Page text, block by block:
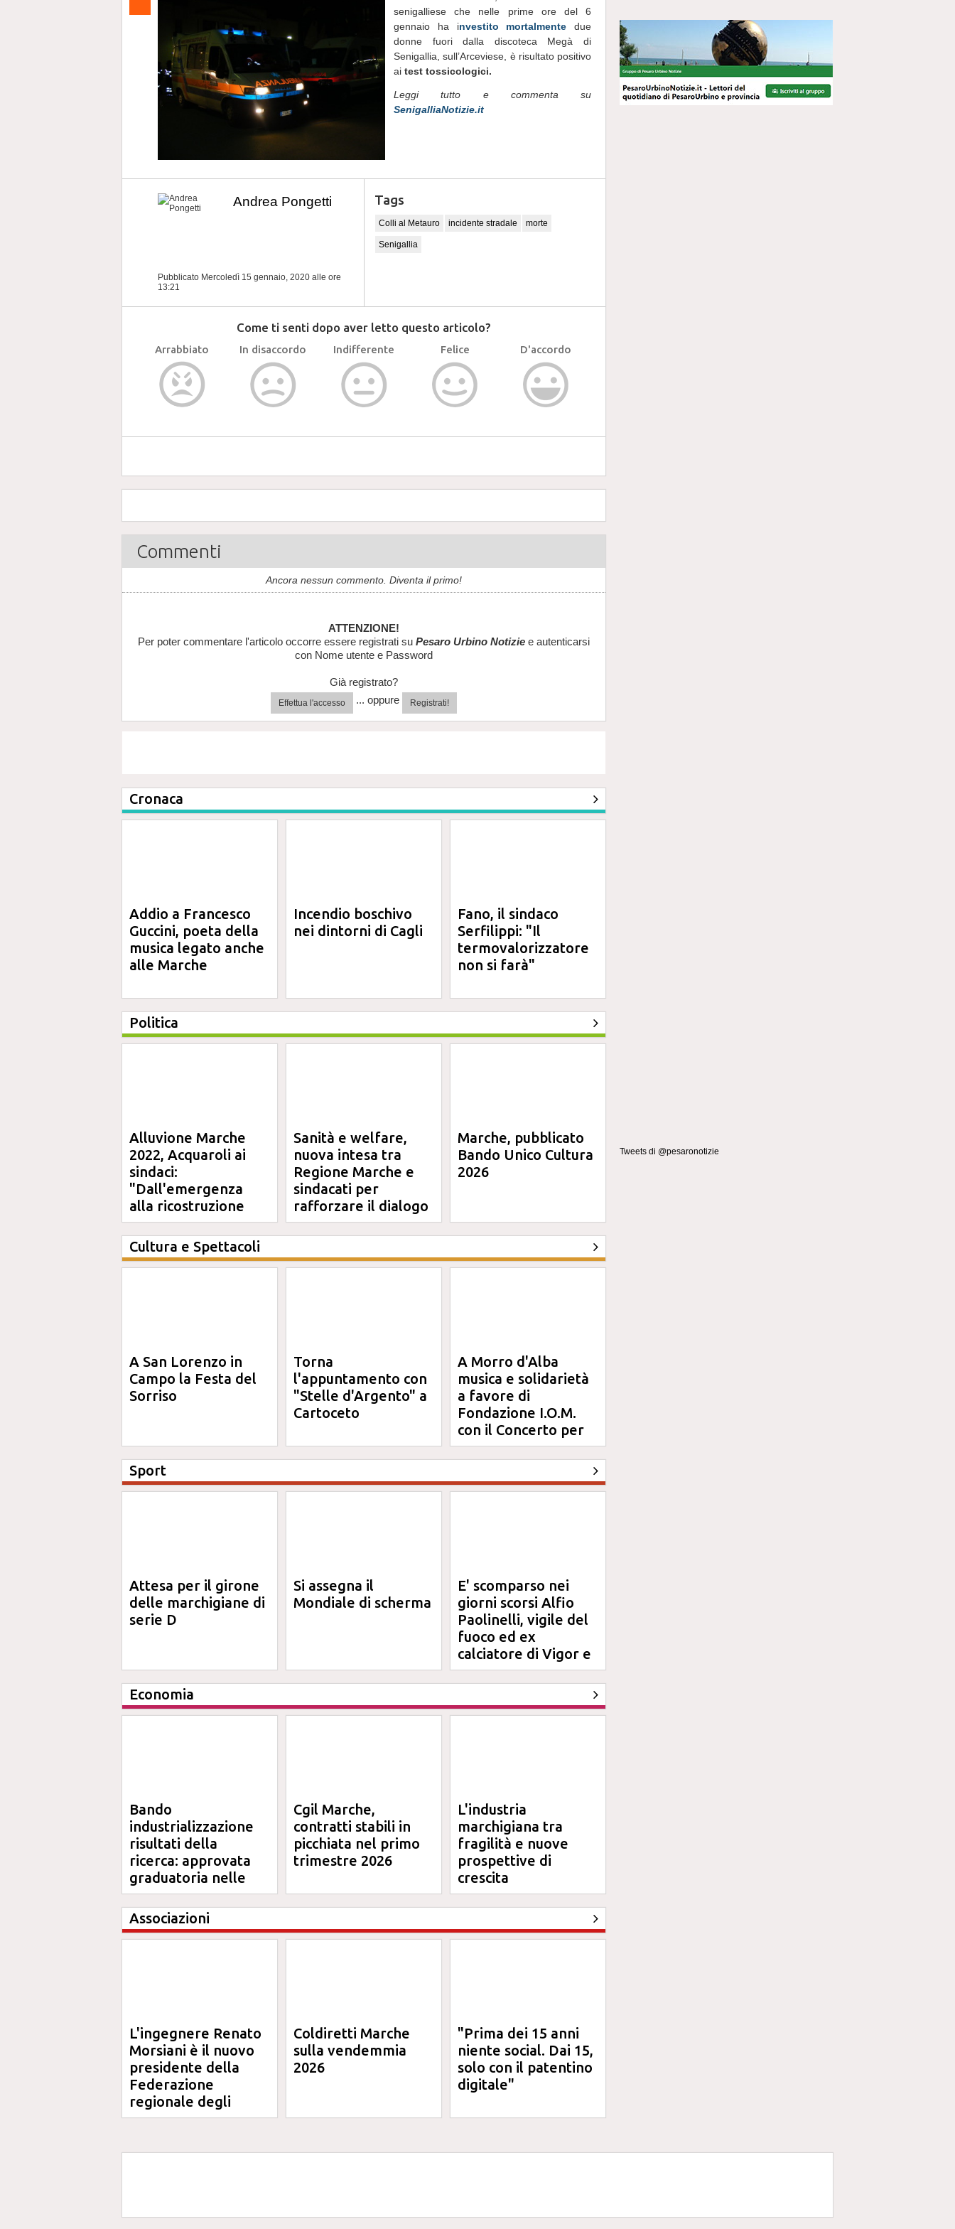
senigalliese che nelle prime ore del 6
gennaio ha investito mortalmente due
donne fuori dalla discoteca Megà di
Senigallia, sull’Arceviese, è risultato positivo
ai test tossicologici.
Leggi tutto e commenta su
SenigalliaNotizie.it
Andrea Pongetti
Pubblicato Mercoledì 15 gennaio, 2020 alle ore
13:21
Tags
Colli al Metauro incidente stradale morte
Senigallia
Come ti senti dopo aver letto questo articolo?
Arrabbiato In disaccordo Indifferente Felice D'accordo
Commenti
Ancora nessun commento. Diventa il primo!
ATTENZIONE!
Per poter commentare l'articolo occorre essere registrati su Pesaro Urbino Notizie e autenticarsi
con Nome utente e Password
Già registrato?
Effettua l'accesso ... oppure Registrati!
Cronaca
Addio a Francesco
Guccini, poeta della
musica legato anche
alle Marche
Incendio boschivo
nei dintorni di Cagli
Fano, il sindaco
Serfilippi: "Il
termovalorizzatore
non si farà"
Politica
Alluvione Marche
2022, Acquaroli ai
sindaci:
"Dall'emergenza
alla ricostruzione
definitiva"
Sanità e welfare,
nuova intesa tra
Regione Marche e
sindacati per
rafforzare il dialogo
Marche, pubblicato
Bando Unico Cultura
2026
Cultura e Spettacoli
A San Lorenzo in
Campo la Festa del
Sorriso
Torna
l'appuntamento con
"Stelle d'Argento" a
Cartoceto
A Morro d'Alba
musica e solidarietà
a favore di
Fondazione I.O.M.
con il Concerto per
Anna
Sport
Attesa per il girone
delle marchigiane di
serie D
Si assegna il
Mondiale di scherma
E' scomparso nei
giorni scorsi Alfio
Paolinelli, vigile del
fuoco ed ex
calciatore di Vigor e
Jesina
Economia
Bando
industrializzazione
risultati della
ricerca: approvata
graduatoria nelle
Marche
Cgil Marche,
contratti stabili in
picchiata nel primo
trimestre 2026
L'industria
marchigiana tra
fragilità e nuove
prospettive di
crescita
Associazioni
L'ingegnere Renato
Morsiani è il nuovo
presidente della
Federazione
regionale degli
Ordini degli
Marche
Coldiretti Marche
sulla vendemmia
2026
"Prima dei 15 anni
niente social. Dai 15,
solo con il patentino
digitale"
Tweets di @pesaronotizie